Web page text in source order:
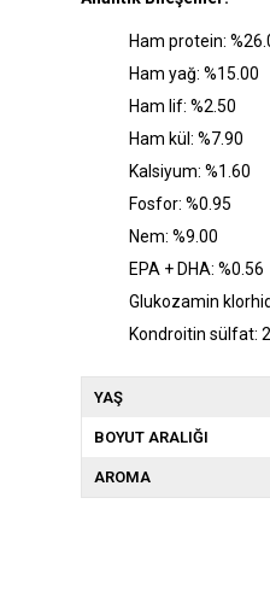
Ham protein:
Ham yağ: %15.00
Ham lif: %2.50
Ham kül: %7.90
Kalsiyum: %1.60
Fosfor: %0.95
Nem: %9.00
EPA + DHA: %0.56
Glukozamin
Kondroitin sülfat:
YAŞ
BOYUT ARALIĞI
AROMA